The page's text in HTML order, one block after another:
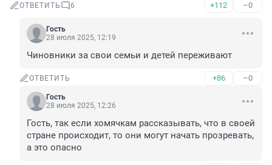
ОТВЕТИТЬ 6 +112 –0
Гость
28 июля 2025, 12:19
Чиновники за свои семьи и детей переживают
ОТВЕТИТЬ +86 –0
Гость
28 июля 2025, 12:26
Гость, так если хомячкам рассказывать, что в своей
стране происходит, то они могут начать прозревать,
а это опасно